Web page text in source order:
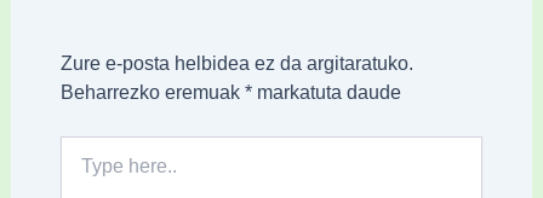
Zure e-posta helbidea ez da argitaratuko.
Beharrezko eremuak *markatuta daude
here..